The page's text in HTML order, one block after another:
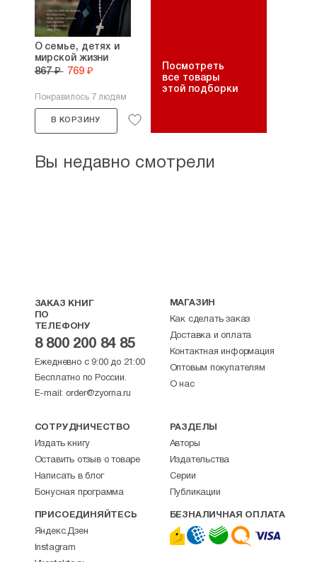
О семье, детях и
мирской жизни
867 ₽ 769 ₽
Понравилось 7 людям
В КОРЗИНУ
Посмотреть
все товары
этой подборки
Вы недавно смотрели
ЗАКАЗ КНИГ
ПО
ТЕЛЕФОНУ
8 800 200 84 85
Ежедневно с 9:00 до 21:00
Бесплатно по России.
E-mail: order@zyorna.ru
МАГАЗИН
Как сделать заказ
Доставка и оплата
Контактная информация
Оптовым покупателям
О нас
СОТРУДНИЧЕСТВО
Издать книгу
Оставить отзыв о товаре
Написать в блог
Бонусная программа
РАЗДЕЛЫ
Авторы
Издательства
Серии
Публикации
ПРИСОЕДИНЯЙТЕСЬ
Яндекс.Дзен
Instagram
БЕЗНАЛИЧНАЯ ОПЛАТА